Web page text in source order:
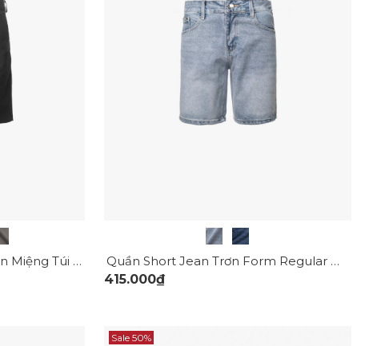
Quần Short Kaki Diễu 2 Bên Miệng Túi Form Straight QS074
Quần Short Jean Trơn Form Regular QS076
415.000₫
Sale 50%